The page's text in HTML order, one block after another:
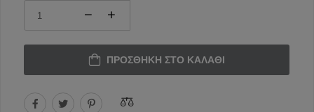
ΠΡΟΣΘΉΚΗ ΣΤΟ ΚΑΛΆΘΙ